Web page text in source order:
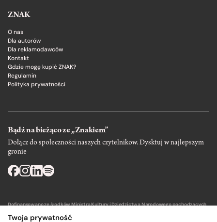
ZNAK
O nas
Dla autorów
Dla reklamodawców
Kontakt
Gdzie mogę kupić ZNAK?
Regulamin
Polityka prywatności
Bądź na bieżąco ze „Znakiem”
Dołącz do społeczności naszych czytelnikow. Dysktuj w najlepszym
gronie
Dofinansowano ze środków Ministra Kultury i Dziedzictwa Narodowego pochodzących
Twoja prywatność